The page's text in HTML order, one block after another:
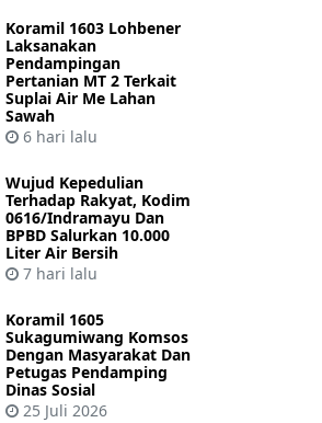
Koramil 1603 Lohbener
Laksanakan
Pendampingan
Pertanian MT 2 Terkait
Suplai Air Me Lahan
Sawah
6 hari lalu
Wujud Kepedulian
Terhadap Rakyat, Kodim
0616/Indramayu Dan
BPBD Salurkan 10.000
Liter Air Bersih
7 hari lalu
Koramil 1605
Sukagumiwang Komsos
Dengan Masyarakat Dan
Petugas Pendamping
Dinas Sosial
25 Juli 2026